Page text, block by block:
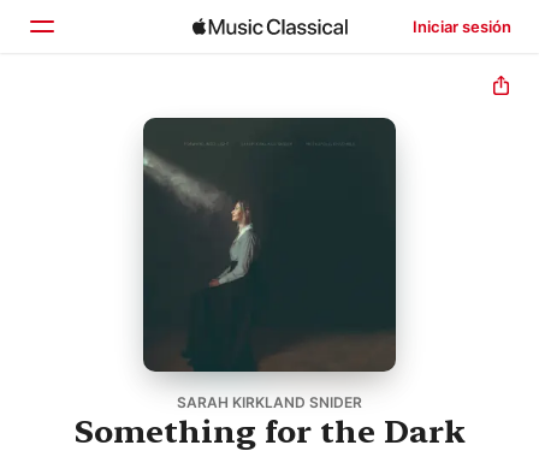
Iniciar sesión
Explorar
SARAH KIRKLAND SNIDER
Something for the Dark